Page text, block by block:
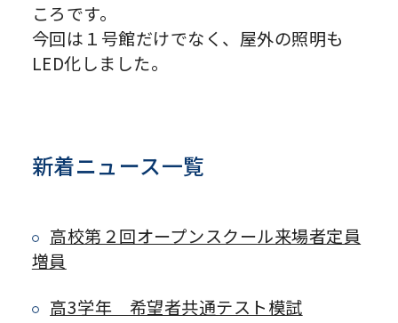
ころです。
今回は１号館だけでなく、屋外の照明も
LED化しました。
新着ニュース一覧
高校第２回オープンスクール来場者定員
増員
高3学年 希望者共通テスト模試